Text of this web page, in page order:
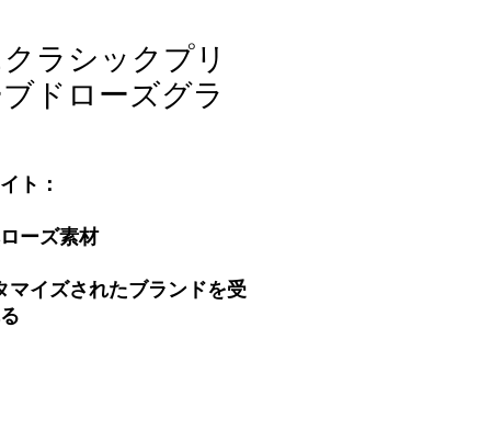
ラシックプリ
ドローズグラ
ト：
ーズ素材
マイズされたブランドを受